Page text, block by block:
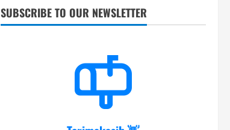
SUBSCRIBE TO OUR NEWSLETTER